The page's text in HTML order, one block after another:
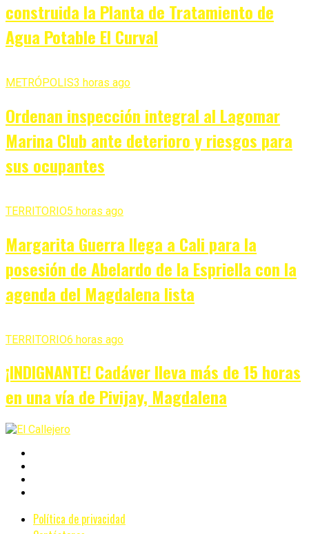
construida la Planta de Tratamiento de
Agua Potable El Curval
METRÓPOLIS3 horas ago
Ordenan inspección integral al Lagomar
Marina Club ante deterioro y riesgos para
sus ocupantes
TERRITORIO5 horas ago
Margarita Guerra llega a Cali para la
posesión de Abelardo de la Espriella con la
agenda del Magdalena lista
TERRITORIO6 horas ago
¡INDIGNANTE! Cadáver lleva más de 15 horas
en una vía de Pivijay, Magdalena
Política de privacidad